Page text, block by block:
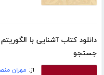
دانلود کتاب آشنایی با
جستجو
از: مهران